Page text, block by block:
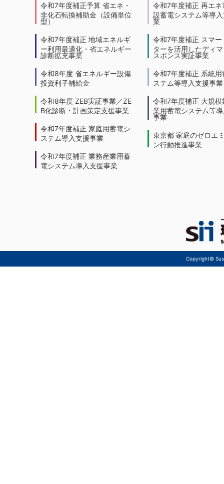
令和7年度補正予算 省エネ・
非化石転換補助金（設備単位
型）
令和7年度補正 地域エネルギ
ー利用最適化・省エネルギー
診断拡充事業
令和8年度 省エネルギー設備
投資利子補給金
令和8年度 ZEB実証事業／ZE
B化診断・計画策定支援事業
令和7年度補正 家庭用蓄電シ
ステム導入支援事業
令和7年度補正 業務産業用蓄
電システム導入支援事業
令和7年度補正 再エネ
設蓄電システム等導
業
令和7年度補正 スマー
ターを活用したディ
スポンス実証事業
令和7年度補正 系統用
ステム等導入支援事業
令和7年度補正 大規模
業用蓄電システム等
事業
東京都 家庭のゼロエ
ン行動推進事業
Copyright©